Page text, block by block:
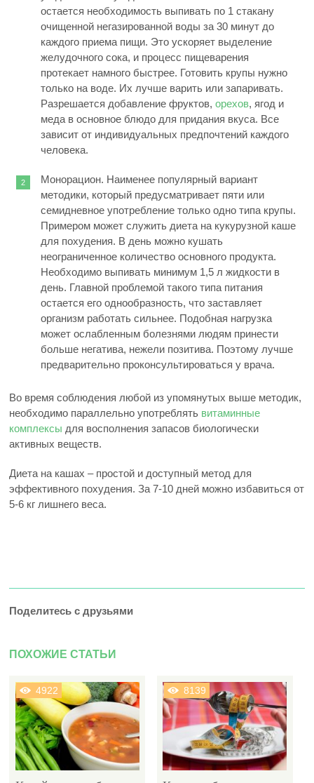
остается необходимость выпивать по 1 стакану
очищенной негазированной воды за 30 минут до
каждого приема пищи. Это ускоряет выделение
желудочного сока, и процесс пищеварения
протекает намного быстрее. Готовить крупы нужно
только на воде. Их лучше варить или запаривать.
Разрешается добавление фруктов,орехов, ягод и
меда в основное блюдо для придания вкуса. Все
зависит от индивидуальных предпочтений каждого
человека.
Монорацион. Наименее популярный вариант
методики, который предусматривает пяти или
семидневное употребление только одно типа крупы.
Примером может служить диета на кукурузной каше
для похудения. В день можно кушать
неограниченное количество основного продукта.
Необходимо выпивать минимум 1,5 л жидкости в
день. Главной проблемой такого типа питания
остается его однообразность, что заставляет
организм работать сильнее. Подобная нагрузка
может ослабленным болезнями людям принести
больше негатива, нежели позитива. Поэтому лучше
предварительно проконсультироваться у врача.
Во время соблюдения любой из упомянутых выше методик,
необходимо параллельно употреблять витаминные
комплексы для восполнения запасов биологически
активных веществ.
Диета на кашах – простой и доступный метод для
эффективного похудения. За 7-10 дней можно избавиться от
5-6 кг лишнего веса.
Поделитесь с друзьями
ПОХОЖИЕ СТАТЬИ
4922 8139